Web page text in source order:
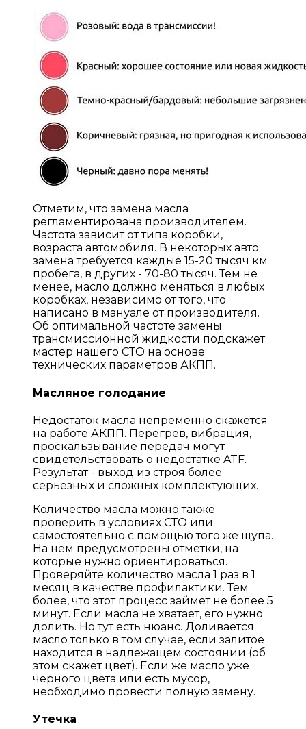
Отметим, что замена масла
регламентирована производителем.
Частота зависит от типа коробки,
возраста автомобиля. В некоторых авто
замена требуется каждые 15-20 тысяч км
пробега, в других - 70-80 тысяч. Тем не
менее, масло должно меняться в любых
коробках, независимо от того, что
написано в мануале от производителя.
Об оптимальной частоте замены
трансмиссионной жидкости подскажет
мастер нашего СТО на основе
технических параметров АКПП.
Масляное голодание
Недостаток масла непременно скажется
на работе АКПП. Перегрев, вибрация,
проскальзывание передач могут
свидетельствовать о недостатке ATF.
Результат - выход из строя более
серьезных и сложных комплектующих.
Количество масла можно также
проверить в условиях СТО или
самостоятельно с помощью того же щупа.
На нем предусмотрены отметки, на
которые нужно ориентироваться.
Проверяйте количество масла 1 раз в 1
месяц в качестве профилактики. Тем
более, что этот процесс займет не более 5
минут. Если масла не хватает, его нужно
долить. Но тут есть нюанс. Доливается
масло только в том случае, если залитое
находится в надлежащем состоянии (об
этом скажет цвет). Если же масло уже
черного цвета или есть мусор,
необходимо провести полную замену.
Утечка